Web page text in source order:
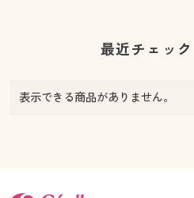
最近チェッ
表示できる商品がありません。